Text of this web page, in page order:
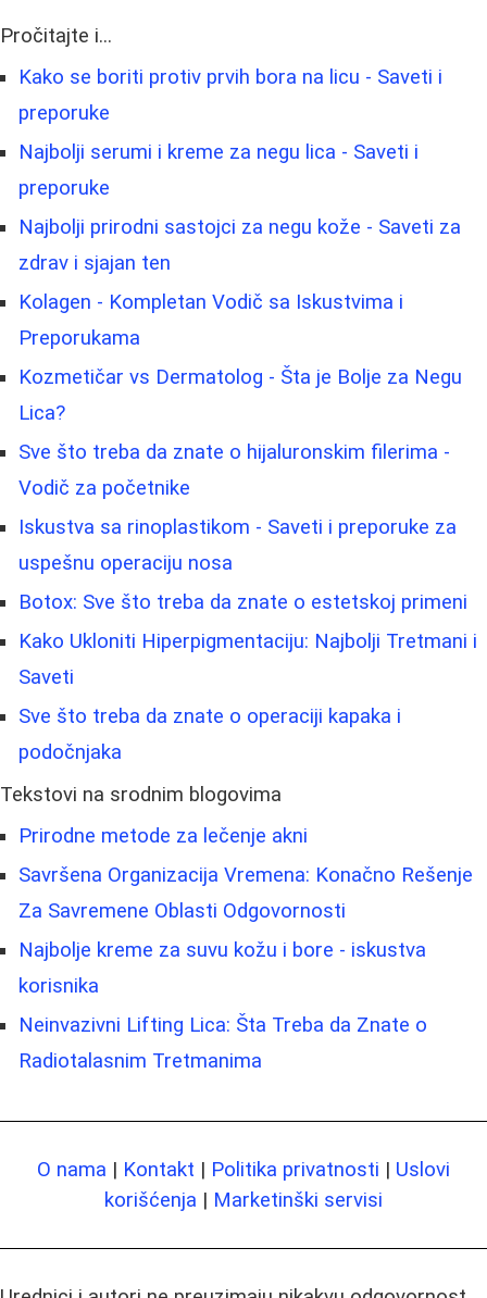
Pročitajte i...
Kako se boriti protiv prvih bora na licu - Saveti i
preporuke
Najbolji serumi i kreme za negu lica - Saveti i
preporuke
Najbolji prirodni sastojci za negu kože - Saveti za
zdrav i sjajan ten
Kolagen - Kompletan Vodič sa Iskustvima i
Preporukama
Kozmetičar vs Dermatolog - Šta je Bolje za Negu
Lica?
Sve što treba da znate o hijaluronskim filerima -
Vodič za početnike
Iskustva sa rinoplastikom - Saveti i preporuke za
uspešnu operaciju nosa
Botox: Sve što treba da znate o estetskoj primeni
Kako Ukloniti Hiperpigmentaciju: Najbolji Tretmani i
Saveti
Sve što treba da znate o operaciji kapaka i
podočnjaka
Tekstovi na srodnim blogovima
Prirodne metode za lečenje akni
Savršena Organizacija Vremena: Konačno Rešenje
Za Savremene Oblasti Odgovornosti
Najbolje kreme za suvu kožu i bore - iskustva
korisnika
Neinvazivni Lifting Lica: Šta Treba da Znate o
Radiotalasnim Tretmanima
O nama | Kontakt | Politika privatnosti | Uslovi
korišćenja | Marketinški servisi